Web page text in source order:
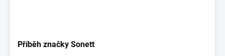
Příběh značky Sonett